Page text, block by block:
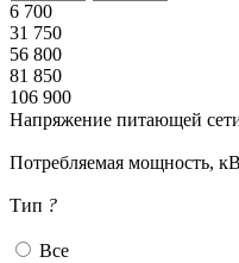
6 700
31 750
56 800
81 850
106 900
Напряжение питающей
Потребляемая мощность,
Тип ?
Все